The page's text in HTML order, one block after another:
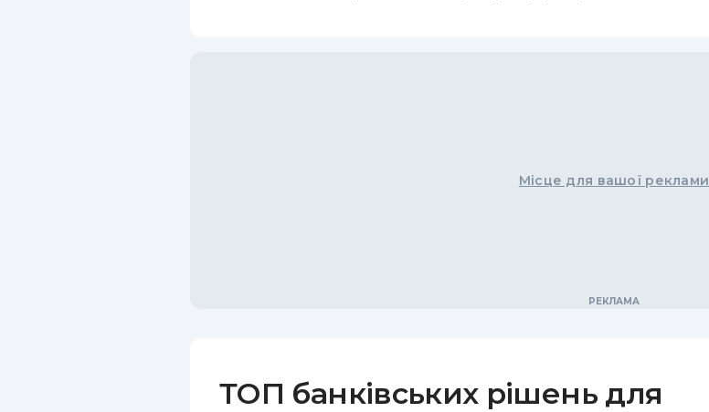
Місце для вашої реклами
ТОП банківських рішень для